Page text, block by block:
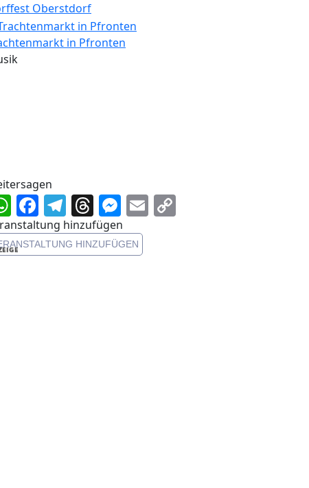
Oberstdorf
in Pfronten
WhatsApp
Facebook
Telegram
Threads
Messenger
Email
hinzufügen
HINZUFÜGEN